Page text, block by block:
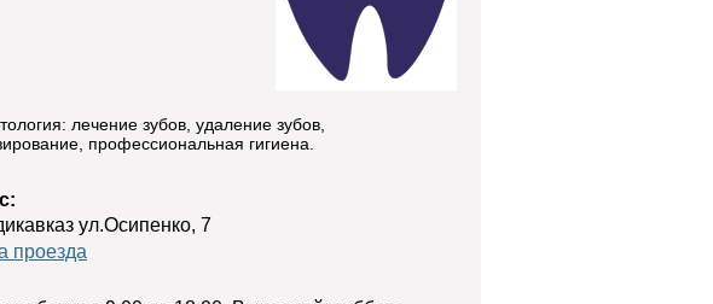
лечение зубов, удаление зубов,
профессиональная гигиена.
ул.Осипенко, 7
проезда